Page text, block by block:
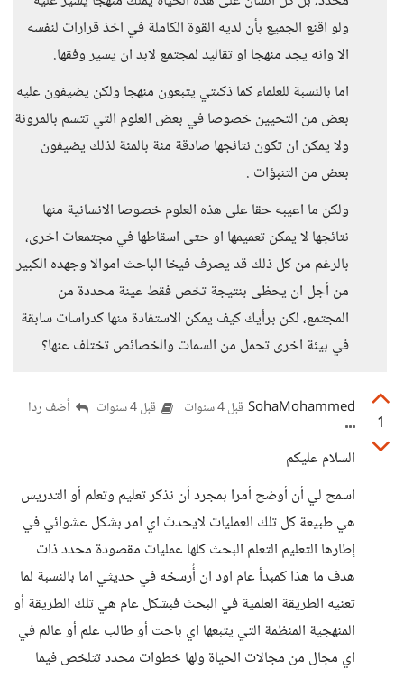
ولو اقنع الجميع بأن لديه القوة الكاملة في اخذ قرارات لنفسه
الا وانه يجد منهجا او تقاليد لمجتمع لابد ان يسير وفقها.
اما بالنسبة للعلماء كما ذكىتي يتبعون منهجا ولكن يضيفون عليه
بعض من التحيين خصوصا في بعض العلوم التي تتسم بالمرونة
ولا يمكن ان تكون نتائجها صادقة مئة بالمئة لذلك يضيفون
بعض من التنبؤات .
ولكن ما اعيبه حقا على هذه العلوم خصوصا الانسانية منها
نتائجها لا يمكن تعميمها او حتى اسقاطها في مجتمعات اخرى،
بالرغم من كل ذلك قد يصرف فيخا الباحث اموالا وجهده الكبير
من أجل ان يحظى بنتيجة تخص فقط عينة محددة من
المجتمع، لكن برأيك كيف يمكن الاستفادة منها كدراسات سابقة
في بيئة اخرى تحمل من السمات والخصائص تختلف عنها؟
1
SohaMohammed قبل 4 سنوات قبل 4 سنوات أضف ردا
السلام عليكم
اسمح لي أن أوضح أمرا بمجرد أن نذكر تعليم وتعلم أو التدريس
هي طبيعة كل تلك العمليات لايحدث اي امر بشكل عشوائي في
إطارها التعليم التعلم البحث كلها عمليات مقصودة محدد ذات
هدف ما هذا كمبدأ عام اود ان أُرسخه في حديثي اما بالنسبة لما
تعنيه الطريقة العلمية في البحث فبشكل عام هي تلك الطريقة أو
المنهجية المنظمة التي يتبعها اي باحث أو طالب علم أو عالم في
اي مجال من مجالات الحياة ولها خطوات محدد تتلخص فيما